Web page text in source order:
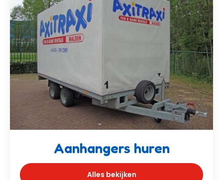
Aanhangers huren
Alles bekijken